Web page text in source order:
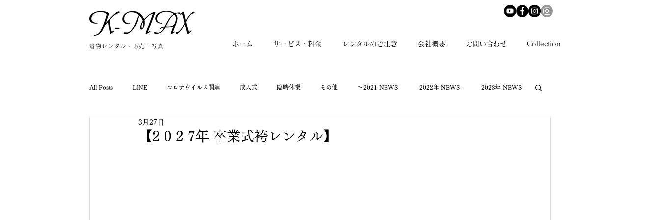
着物レンタル・販売・写真 ホーム サービス・料金 レンタルのご注意 会社概要 お問い合わせ Collection
All Posts LINE コロナウイルス関連 成人式 臨時休業 その他 ～2021-NEWS- 2022年-NEWS- 2023年-NEWS-
2024年-NEWS-
【2 0 2 7年 卒業式袴レンタル】
3月27日